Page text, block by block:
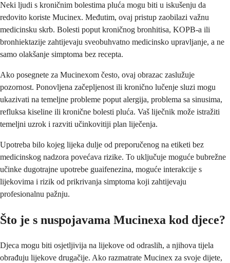
Neki ljudi s kroničnim bolestima pluća mogu biti u iskušenju da
redovito koriste Mucinex. Međutim, ovaj pristup zaobilazi važnu
medicinsku skrb. Bolesti poput kroničnog bronhitisa, KOPB-a ili
bronhiektazije zahtijevaju sveobuhvatno medicinsko upravljanje, a ne
samo olakšanje simptoma bez recepta.
Ako posegnete za Mucinexom često, ovaj obrazac zaslužuje
pozornost. Ponovljena začepljenost ili kronično lučenje sluzi mogu
ukazivati na temeljne probleme poput alergija, problema sa sinusima,
refluksa kiseline ili kronične bolesti pluća. Vaš liječnik može istražiti
temeljni uzrok i razviti učinkovitiji plan liječenja.
Upotreba bilo kojeg lijeka dulje od preporučenog na etiketi bez
medicinskog nadzora povećava rizike. To uključuje moguće bubrežne
učinke dugotrajne upotrebe guaifenezina, moguće interakcije s
lijekovima i rizik od prikrivanja simptoma koji zahtijevaju
profesionalnu pažnju.
Što je s nuspojavama Mucinexa kod djece?
Djeca mogu biti osjetljivija na lijekove od odraslih, a njihova tijela
obrađuju lijekove drugačije. Ako razmatrate Mucinex za svoje dijete,